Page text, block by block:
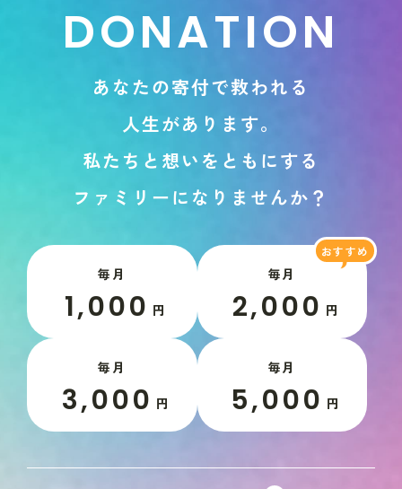
DONATION
あ な たの寄付で救われ る
人生があ り ま す。
私た ち と 想い を と も にする
フ ァ ミ リ ーに な り ま せんか ？
毎月
1,000 円
毎月
2,000 円
毎月
3,000 円
毎月
5,000 円